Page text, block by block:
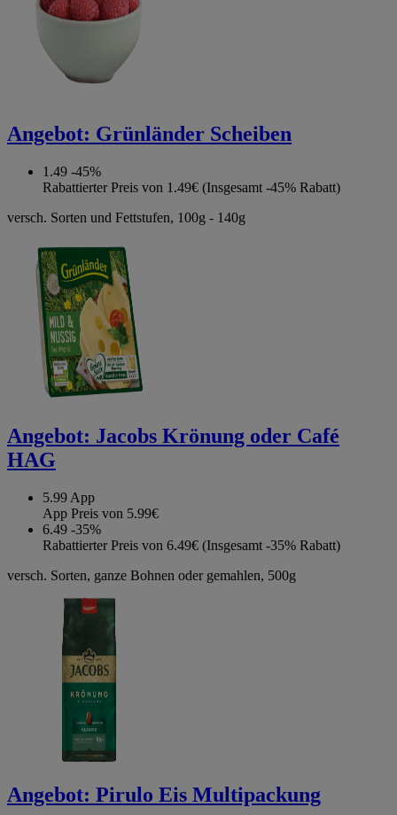
Angebot: Grünländer Scheiben
1.49 -45%
Rabattierter Preis von 1.49€ (Insgesamt -45% Rabatt)
versch. Sorten und Fettstufen, 100g - 140g
Angebot: Jacobs Krönung oder Café
HAG
5.99 App
App Preis von 5.99€
6.49 -35%
Rabattierter Preis von 6.49€ (Insgesamt -35% Rabatt)
versch. Sorten, ganze Bohnen oder gemahlen, 500g
Angebot: Pirulo Eis Multipackung